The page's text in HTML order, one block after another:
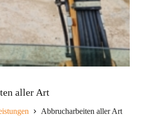
aller Art
Abbrucharbeiten aller Art